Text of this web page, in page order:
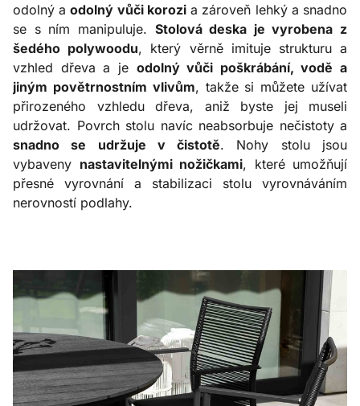
odolný aodolný vůči korozia zároveň lehký a snadno
se s ním manipuluje. Stolová deska je vyrobena z
šedého polywoodu, který věrně imituje strukturu a
vzhled dřeva a je odolný vůči poškrábání, vodě a
jiným povětrnostním vlivům, takže si můžete užívat
přirozeného vzhledu dřeva, aniž byste jej museli
udržovat. Povrch stolu navíc neabsorbuje nečistoty a
snadno se udržuje v čistotě. Nohy stolu jsou
vybaveny nastavitelnými nožičkami, které umožňují
přesné vyrovnání a stabilizaci stolu vyrovnáváním
nerovností podlahy.